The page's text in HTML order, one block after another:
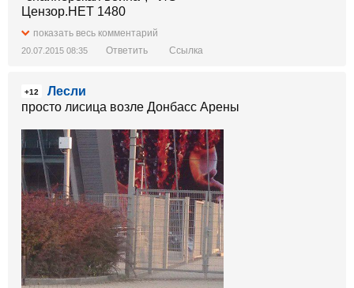
показать весь комментарий
20.07.2015 08:35 Ответить Ссылка
+12
Лесли
просто лисица возле Донбасс Арены